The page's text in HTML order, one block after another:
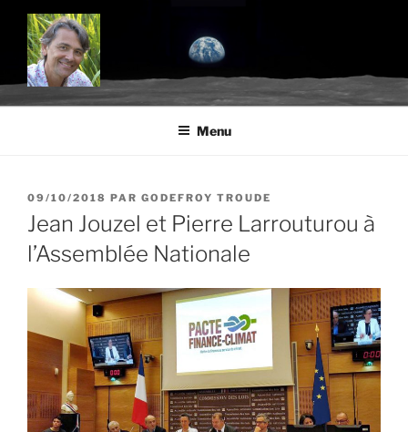
Aller
contenu
principal
BLOG.TROUDE.COM
Science, environnement et citoyenneté
Menu
PUBLIÉ
LE
09/10/2018 PAR GODEFROY TROUDE
Jean Jouzel et Pierre Larrouturou à
l’Assemblée Nationale